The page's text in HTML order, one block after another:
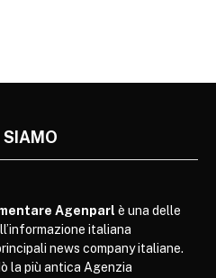
SIAMO
Agenparl è una delle
italiana
news company italiane.
la più antica Agenzia